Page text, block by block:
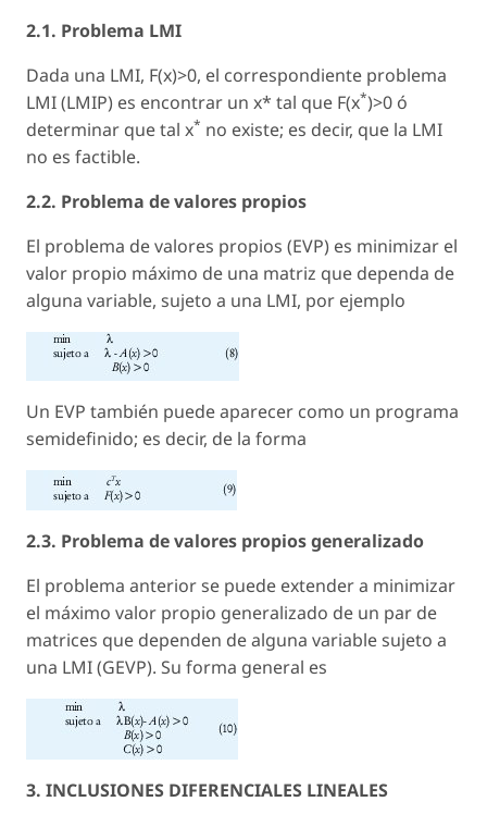
2.1. Problema LMI
Dada una LMI, F(x)>0, el correspondiente problema
LMI (LMIP) es encontrar un x* tal que F(x*)>0 ó
determinar que tal x* no existe; es decir, que la LMI
no es factible.
2.2. Problema de valores propios
El problema de valores propios (EVP) es minimizar el
valor propio máximo de una matriz que dependa de
alguna variable, sujeto a una LMI, por ejemplo
Un EVP también puede aparecer como un programa
semidefinido; es decir, de la forma
2.3. Problema de valores propios generalizado
El problema anterior se puede extender a minimizar
el máximo valor propio generalizado de un par de
matrices que dependen de alguna variable sujeto a
una LMI (GEVP). Su forma general es
3. INCLUSIONES DIFERENCIALES LINEALES